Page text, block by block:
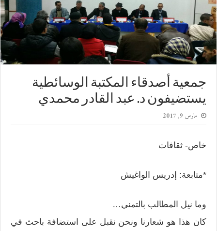
جمعية أصدقاء المكتبة الوسائطية
يستضيفون د. عبد القادر محمدي
مارس 9, 2017
خاص- ثقافات
*متابعة: إدريس الواغيش
وما نيل المطالب بالتمني…
كان هذا هو شعارنا ونحن نقبل على استضافة باحث في